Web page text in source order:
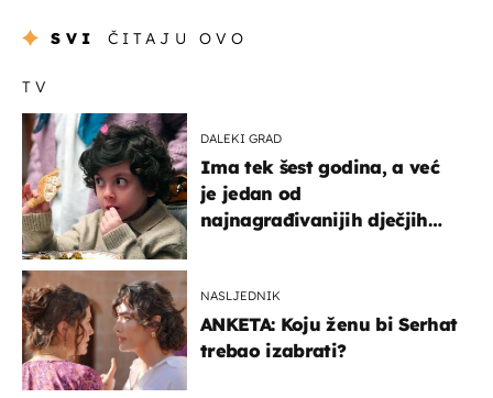
SVI ČITAJU OVO
TV
DALEKI GRAD
Ima tek šest godina, a već
je jedan od
najnagrađivanijih dječjih
NASLJEDNIK
ANKETA: Koju ženu bi Serhat
trebao izabrati?